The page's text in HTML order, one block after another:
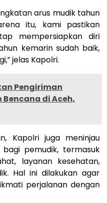
arus mudik tahun
itu, kami pastikan
mempersiapkan diri
kemarin sudah baik,
jelas Kapolri.
Pengiriman
di Aceh,
Kapolri juga meninjau
pemudik, termasuk
layanan kesehatan,
Hal ini dilakukan agar
perjalanan dengan